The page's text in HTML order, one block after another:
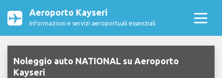
Aeroporto Kayseri
Informazioni e servizi aeroportuali essenziali
Noleggio auto NATIONAL su Aeroporto
Kayseri